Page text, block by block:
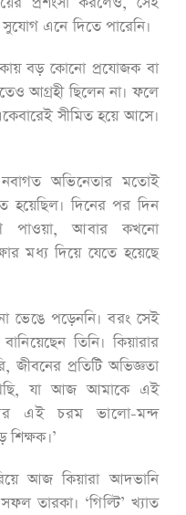
এনে দিতে পারেনি।
বড় কোনো প্রযোজক বা
আগ্রহী ছিলেন না। ফলে
সীমিত হয়ে আসে।
অভিনেতার মতোই
দিনের পর দিন
পাওয়া, আবার কখনো
মধ্য দিয়ে যেতে হয়েছে
ভেঙে পড়েননি। বরং সেই
তিনি। কিয়ারার
জীবনের প্রতিটি অভিজ্ঞতা
যা আজ আমাকে এই
এই চরম ভালো-মন্দ
আজ কিয়ারা আদভানি
তারকা। ‘গিল্টি’ খ্যাত